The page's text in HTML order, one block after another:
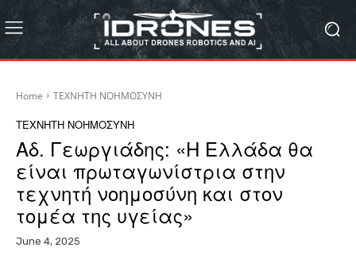
Home ΤΕΧΝΗΤΗ ΝΟΗΜΟΣΥΝΗ
ΤΕΧΝΗΤΗ ΝΟΗΜΟΣΥΝΗ
Αδ. Γεωργιάδης: «Η Ελλάδα θα
είναι πρωταγωνίστρια στην
τεχνητή νοημοσύνη και στον
τομέα της υγείας»
June 4, 2025